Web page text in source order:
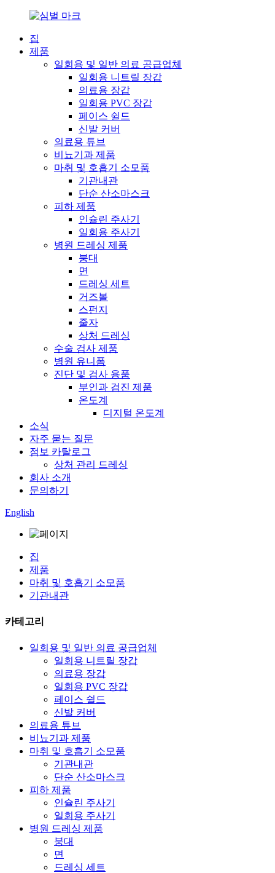
집
제품
일회용 및 일반 의료 공급업체
일회용 니트릴 장갑
의료용 장갑
일회용 PVC 장갑
페이스 쉴드
신발 커버
의료용 튜브
비뇨기과 제품
마취 및 호흡기 소모품
기관내관
단순 산소마스크
피하 제품
인슐린 주사기
일회용 주사기
병원 드레싱 제품
붕대
면
드레싱 세트
거즈볼
스펀지
줄자
상처 드레싱
수술 검사 제품
병원 유니폼
진단 및 검사 용품
부인과 검진 제품
온도계
디지털 온도계
소식
자주 묻는 질문
점보 카탈로그
상처 관리 드레싱
회사 소개
문의하기
English
집
제품
마취 및 호흡기 소모품
기관내관
카테고리
일회용 및 일반 의료 공급업체
일회용 니트릴 장갑
의료용 장갑
일회용 PVC 장갑
페이스 쉴드
신발 커버
의료용 튜브
비뇨기과 제품
마취 및 호흡기 소모품
기관내관
단순 산소마스크
피하 제품
인슐린 주사기
일회용 주사기
병원 드레싱 제품
붕대
면
드레싱 세트